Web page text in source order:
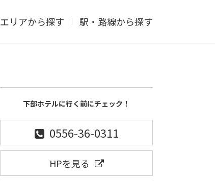
エリアから探す 駅・路線から探す
下部ホテルに行く前にチェック！
0556-36-0311
HPを見る